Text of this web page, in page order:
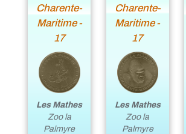
Charente-
Maritime -
17
Les Mathes
Zoo la
Palmyre
Charente-
Maritime -
17
Les Mathes
Zoo la
Palmyre